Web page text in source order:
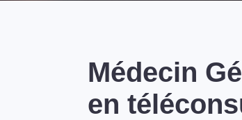
Médecin
en